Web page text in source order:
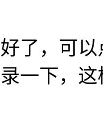
了，可
一下，